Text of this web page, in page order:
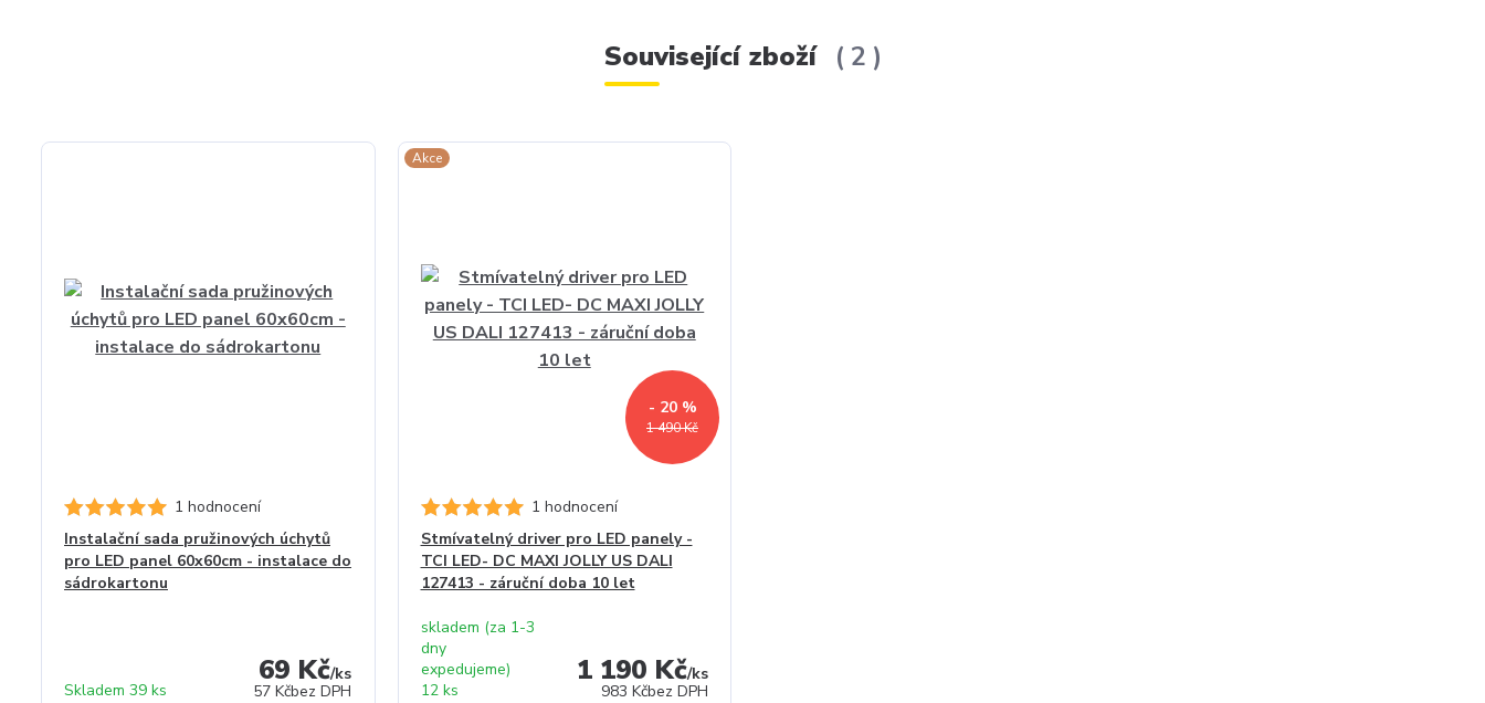
Související zboží 2
1 hodnocení
Instalační sada pružinových úchytů
pro LED panel 60x60cm - instalace do
sádrokartonu
69 Kč/ks
57 Kčbez DPH
Skladem 39 ks
Akce
1 490 Kč
- 20 %
1 hodnocení
Stmívatelný driver pro LED panely -
TCI LED- DC MAXI JOLLY US DALI
127413 - záruční doba 10 let
1 190 Kč/ks
983 Kčbez DPH
skladem (za 1-3
dny
expedujeme)
12 ks